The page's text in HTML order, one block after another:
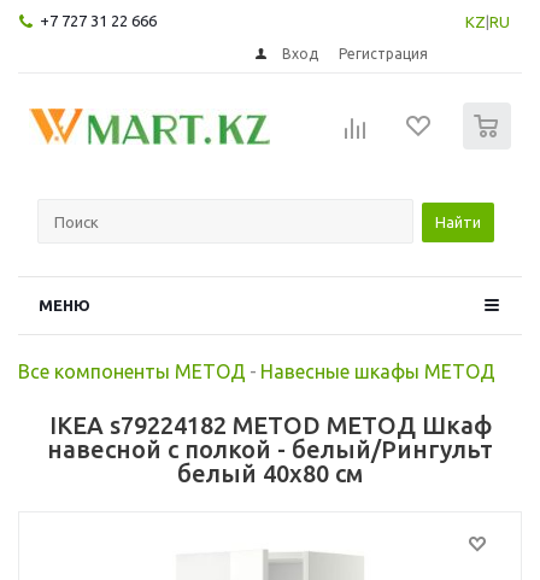
+7 727 31 22 666 KZ RU
Вход Регистрация
Найти
МЕНЮ
Все компоненты МЕТОД - Навесные шкафы МЕТОД
IKEA s79224182 METOD МЕТОД Шкаф
навесной с полкой - белый/Рингульт
белый 40x80 см